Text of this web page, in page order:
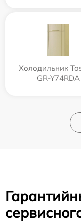
Холодильник
GR-Y74RDA